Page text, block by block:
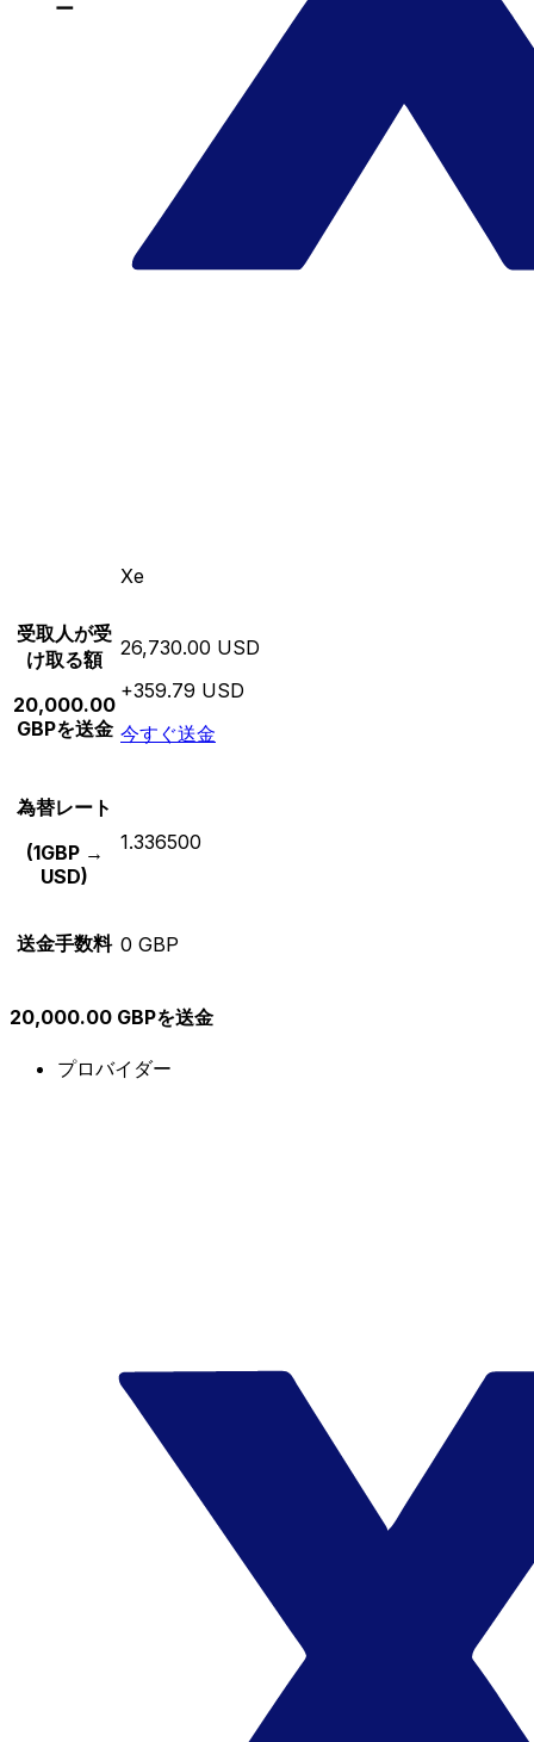
ー
Xe
受取人が受
け取る額
20,000.00
GBPを送金
26,730.00 USD
+359.79 USD
今すぐ送金
為替レート
(1GBP →
USD)
1.336500
送金手数料 0 GBP
20,000.00 GBPを送金
プロバイダー